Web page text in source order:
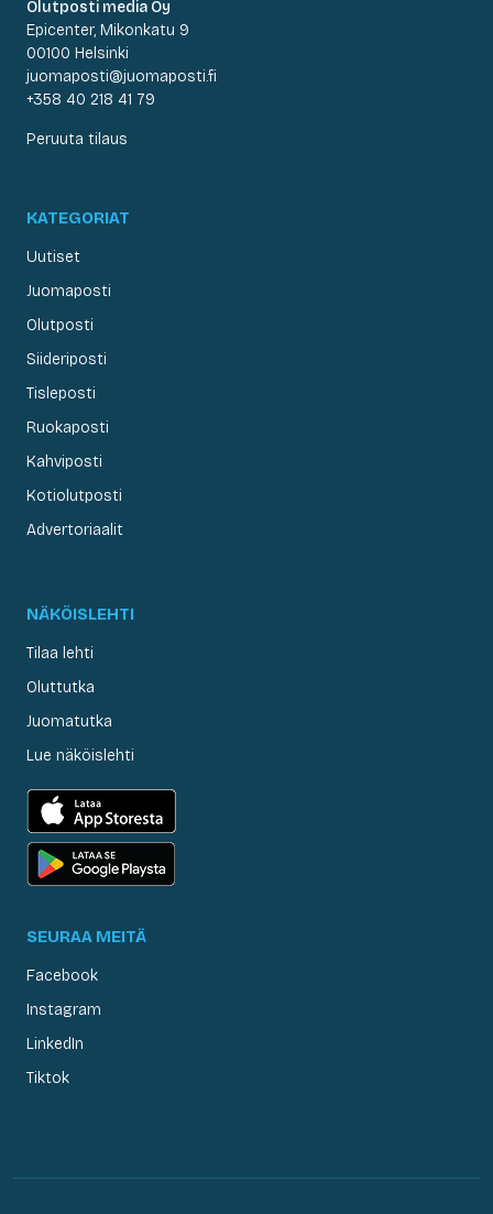
Olutposti media Oy
Epicenter, Mikonkatu 9
00100 Helsinki
juomaposti@juomaposti.fi
+358 40 218 41 79
Peruuta tilaus
KATEGORIAT
Uutiset
Juomaposti
Olutposti
Siideriposti
Tisleposti
Ruokaposti
Kahviposti
Kotiolutposti
Advertoriaalit
NÄKÖISLEHTI
Tilaa lehti
Oluttutka
Juomatutka
Lue näköislehti
SEURAA MEITÄ
Facebook
Instagram
LinkedIn
Tiktok